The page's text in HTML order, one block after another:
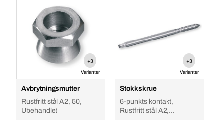
+3
Varianter
Avbrytningsmutter
Rustfritt stål A2, 50,
Ubehandlet
+3
Varianter
Stokkskrue
6-punkts kontakt,
Rustfritt stål A2,